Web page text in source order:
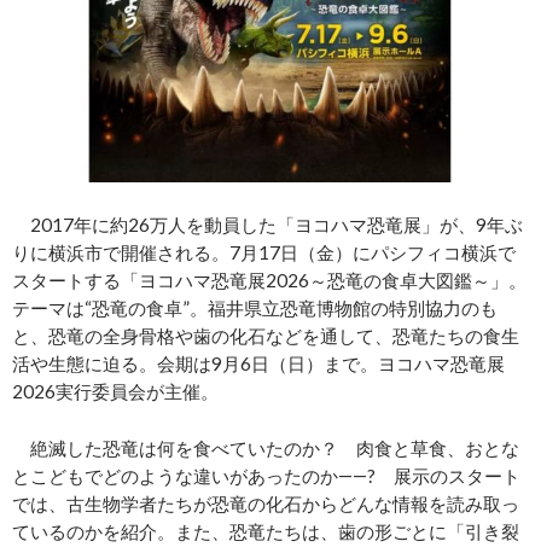
2017年に約26万人を動員した「ヨコハマ恐竜展」が、9年ぶ
りに横浜市で開催される。7月17日（金）にパシフィコ横浜で
スタートする「ヨコハマ恐竜展2026～恐竜の食卓大図鑑～」。
テーマは“恐竜の食卓”。福井県立恐竜博物館の特別協力のも
と、恐竜の全身骨格や歯の化石などを通して、恐竜たちの食生
活や生態に迫る。会期は9月6日（日）まで。ヨコハマ恐竜展
2026実行委員会が主催。
絶滅した恐竜は何を食べていたのか？ 肉食と草食、おとな
とこどもでどのような違いがあったのか――? 展示のスタート
では、古生物学者たちが恐竜の化石からどんな情報を読み取っ
ているのかを紹介。また、恐竜たちは、歯の形ごとに「引き裂